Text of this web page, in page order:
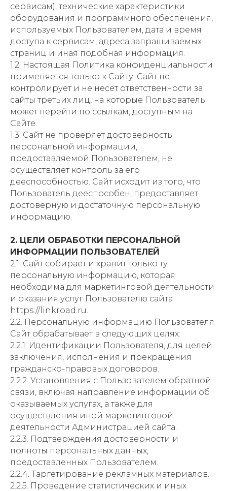
сервисам), технические характеристики
оборудования и программного обеспечения,
используемых Пользователем, дата и время
доступа к сервисам, адреса запрашиваемых
страниц и иная подобная информация.
1.2. Настоящая Политика конфиденциальности
применяется только к Сайту. Сайт не
контролирует и не несет ответственности за
сайты третьих лиц, на которые Пользователь
может перейти по ссылкам, доступным на
Сайте.
1.3. Сайт не проверяет достоверность
персональной информации,
предоставляемой Пользователем, не
осуществляет контроль за его
дееспособностью. Сайт исходит из того, что
Пользователь дееспособен, предоставляет
достоверную и достаточную персональную
информацию.
2. ЦЕЛИ ОБРАБОТКИ ПЕРСОНАЛЬНОЙ
ИНФОРМАЦИИ ПОЛЬЗОВАТЕЛЕЙ
2.1. Сайт собирает и хранит только ту
персональную информацию, которая
необходима для маркетинговой деятельности
и оказания услуг Пользователю сайта
https://linkroad.ru.
2.2. Персональную информацию Пользователя
Сайт обрабатывает в следующих целях:
2.2.1. Идентификации Пользователя, для целей
заключения, исполнения и прекращения
гражданско-правовых договоров.
2.2.2. Установления с Пользователем обратной
связи, включая направление информации об
оказываемых услугах, а также для
осуществления иной маркетинговой
деятельности Администрацией сайта.
2.2.3. Подтверждения достоверности и
полноты персональных данных,
предоставленных Пользователем.
2.2.4. Таргетирование рекламных материалов.
2.2.5. Проведение статистических и иных